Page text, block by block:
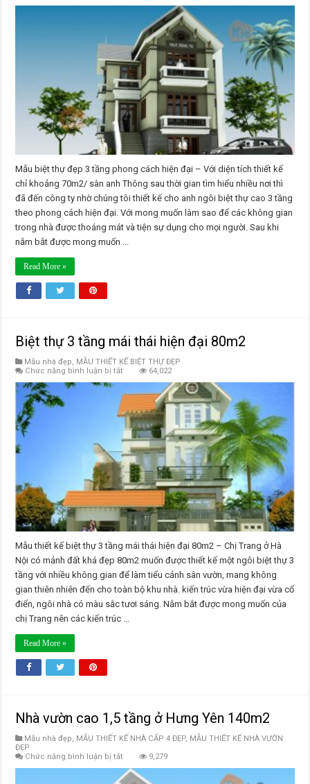
tầng
phong
cách
hiện
đại
Mẫu biệt thự đẹp 3 tầng phong cách hiện đại – Với diện tích thiết kế
chỉ khoảng 70m2/ sàn anh Thông sau thời gian tìm hiểu nhiều nơi thì
đã đến công ty nhờ chúng tôi thiết kế cho anh ngôi biệt thự cao 3 tầng
theo phong cách hiện đại. Với mong muốn làm sao để các không gian
trong nhà được thoáng mát và tiện sự dụng cho mọi người. Sau khi
nắm bắt được mong muốn ...
Read More »
Biệt thự 3 tầng mái thái hiện đại 80m2
Mẫu nhà đẹp, MẪU THIẾT KẾ BIỆT THỰ ĐẸP
Chức năng bình luận bị tắt
3
tầng
mái
thái
hiện
đại
80m2
64,022
Mẫu thiết kế biệt thự 3 tầng mái thái hiện đại 80m2 – Chị Trang ở Hà
Nội có mảnh đất khá đẹp 80m2 muốn được thiết kế một ngôi biệt thự 3
tầng với nhiều không gian để làm tiểu cảnh sân vườn, mang không
gian thiên nhiên đến cho toàn bộ khu nhà. kiến trúc vừa hiện đại vừa cổ
điển, ngôi nhà có màu sắc tươi sáng. Nắm bắt được mong muốn của
chị Trang nên các kiến trúc ...
Read More »
Nhà vườn cao 1,5 tầng ở Hưng Yên 140m2
Mẫu nhà đẹp MẪU THIẾT KẾ NHÀ CẤP 4 ĐẸP, MẪU THIẾT KẾ NHÀ VƯỜN
ĐẸP
Chức năng bình luận bị tắt
vườn
9,279